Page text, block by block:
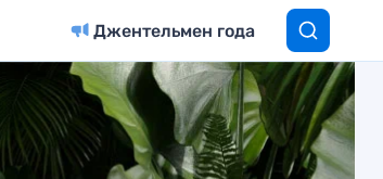
Джентельмен года